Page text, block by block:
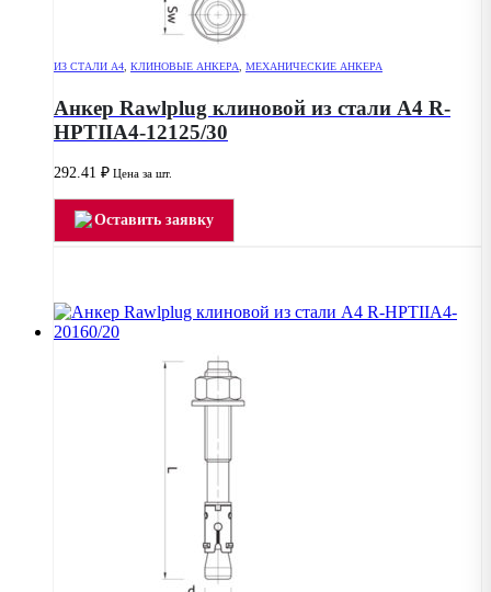
ИЗ СТАЛИ А4, КЛИНОВЫЕ АНКЕРА, МЕХАНИЧЕСКИЕ АНКЕРА
Анкер Rawlplug клиновой из стали А4 R-
HPTIIA4-12125/30
292.41 ₽ Цена за шт.
Оставить заявку